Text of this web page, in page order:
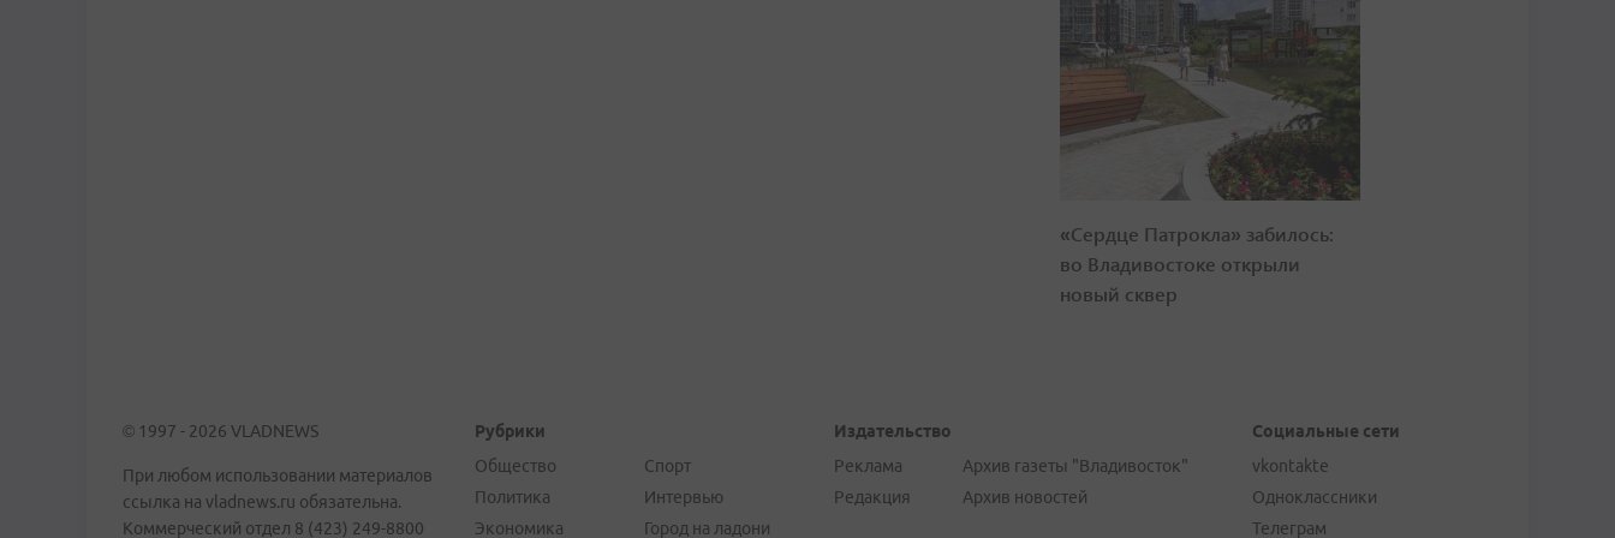
«Сердце Патрокла» забилось:
во Владивостоке открыли
новый сквер
© 1997 - 2026 VLADNEWS
При любом использовании материалов
ссылка на vladnews.ru обязательна.
Коммерческий отдел 8 (423) 249-8800
Рубрики
Общество
Политика
Экономика
Спорт
Интервью
Город на ладони
Издательство
Реклама
Редакция
Архив газеты "Владивосток"
Архив новостей
Социальные сети
vkontakte
Одноклассники
Телеграм